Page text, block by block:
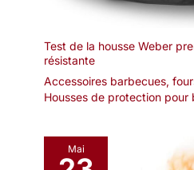
Test de la housse Weber
résistante
Accessoires barbecues,
Housses de protection pour
Mai